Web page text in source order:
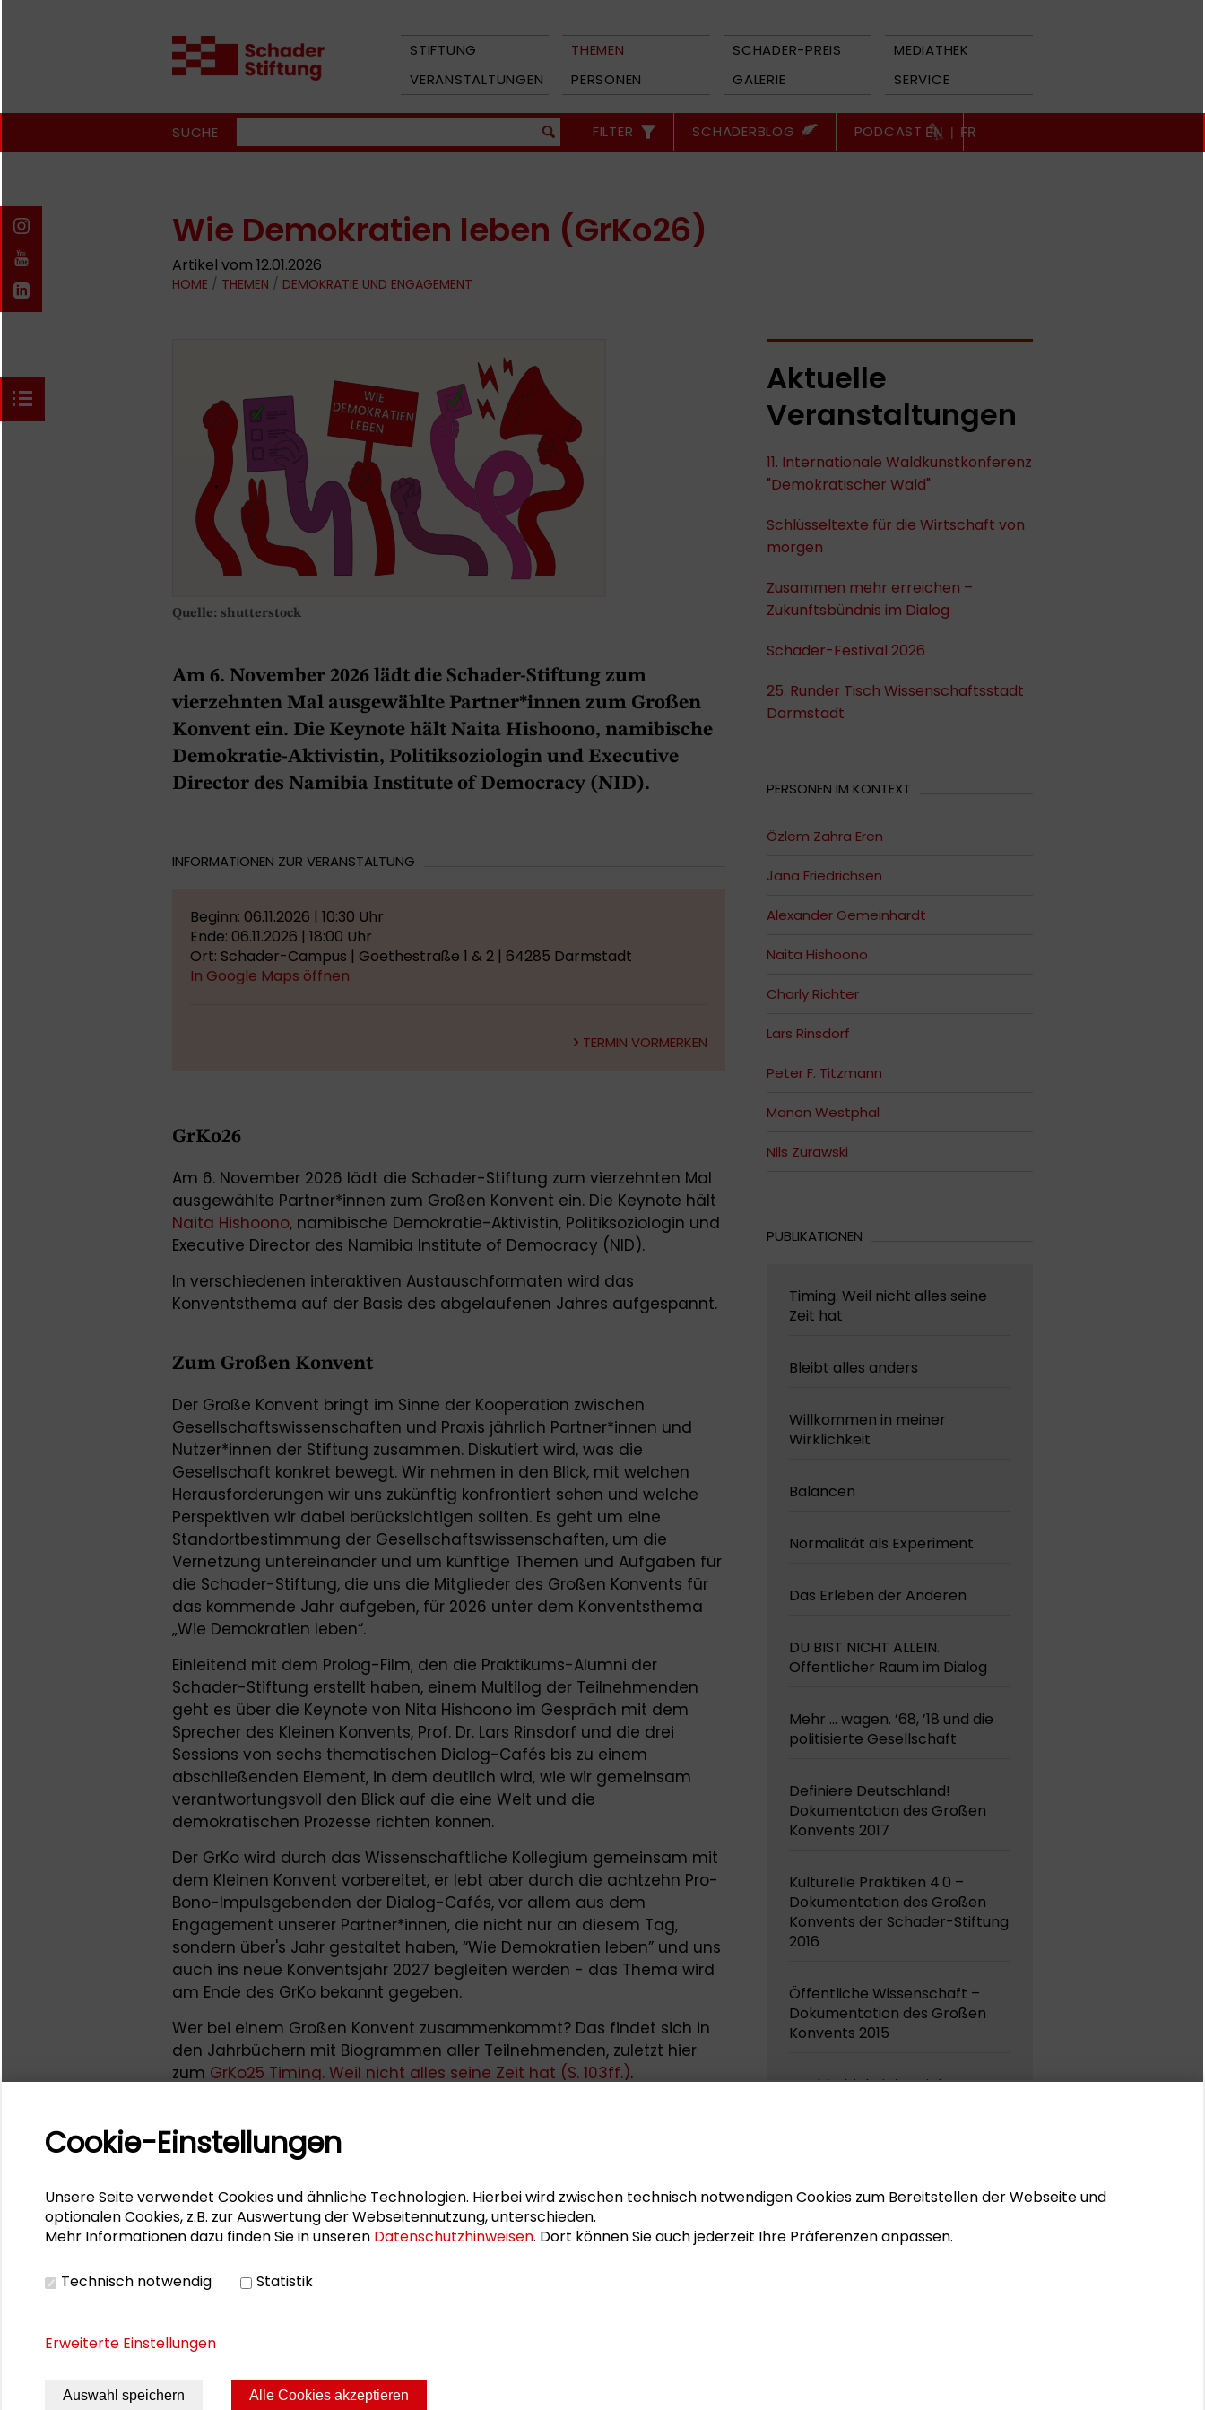
STIFTUNG THEMEN SCHADER-PREIS
MEDIATHEK
VERANSTALTUNGEN
PERSONEN GALERIE SERVICE
SUCHE FILTER SCHADERBLOG PODCAST EN | FR
Wie Demokratien leben (GrKo26)
Artikel vom 12.01.2026
HOME / THEMEN / DEMOKRATIE UND ENGAGEMENT
Quelle: shutterstock
Am 6. November 2026 lädt die Schader-Stiftung zum
vierzehnten Mal ausgewählte Partner*innen zum Großen
Konvent ein. Die Keynote hält Naita Hishoono, namibische
Demokratie-Aktivistin, Politiksoziologin und Executive
Director des Namibia Institute of Democracy (NID).
INFORMATIONEN ZUR VERANSTALTUNG
Beginn: 06.11.2026 | 10:30 Uhr
Ende: 06.11.2026 | 18:00 Uhr
Ort: Schader-Campus | Goethestraße 1 & 2 | 64285 Darmstadt
In Google Maps öffnen
TERMIN VORMERKEN
GrKo26
Am 6. November 2026 lädt die Schader-Stiftung zum vierzehnten Mal
ausgewählte Partner*innen zum Großen Konvent ein. Die Keynote hält
Naita Hishoono, namibische Demokratie-Aktivistin, Politiksoziologin und
Executive Director des Namibia Institute of Democracy (NID).
In verschiedenen interaktiven Austauschformaten wird das
Konventsthema auf der Basis des abgelaufenen Jahres aufgespannt.
Zum Großen Konvent
Der Große Konvent bringt im Sinne der Kooperation zwischen
Gesellschaftswissenschaften und Praxis jährlich Partner*innen und
Nutzer*innen der Stiftung zusammen. Diskutiert wird, was die
Gesellschaft konkret bewegt. Wir nehmen in den Blick, mit welchen
Herausforderungen wir uns zukünftig konfrontiert sehen und welche
Perspektiven wir dabei berücksichtigen sollten. Es geht um eine
Standortbestimmung der Gesellschaftswissenschaften, um die
Vernetzung untereinander und um künftige Themen und Aufgaben für
die Schader-Stiftung, die uns die Mitglieder des Großen Konvents für
das kommende Jahr aufgeben, für 2026 unter dem Konventsthema
„Wie Demokratien leben“.
Einleitend mit dem Prolog-Film, den die Praktikums-Alumni der
Schader-Stiftung erstellt haben, einem Multilog der Teilnehmenden
geht es über die Keynote von Nita Hishoono im Gespräch mit dem
Sprecher des Kleinen Konvents, Prof. Dr. Lars Rinsdorf und die drei
Sessions von sechs thematischen Dialog-Cafés bis zu einem
abschließenden Element, in dem deutlich wird, wie wir gemeinsam
verantwortungsvoll den Blick auf die eine Welt und die
demokratischen Prozesse richten können.
Der GrKo wird durch das Wissenschaftliche Kollegium gemeinsam mit
dem Kleinen Konvent vorbereitet, er lebt aber durch die achtzehn Pro-
Bono-Impulsgebenden der Dialog-Cafés, vor allem aus dem
Engagement unserer Partner*innen, die nicht nur an diesem Tag,
sondern über's Jahr gestaltet haben, “Wie Demokratien leben” und uns
auch ins neue Konventsjahr 2027 begleiten werden - das Thema wird
am Ende des GrKo bekannt gegeben.
Wer bei einem Großen Konvent zusammenkommt? Das findet sich in
den Jahrbüchern mit Biogrammen aller Teilnehmenden, zuletzt hier
zum GrKo25 Timing. Weil nicht alles seine Zeit hat (S. 103ff.).
Kontakt
Aktuelle
Veranstaltungen
11. Internationale Waldkunstkonferenz
"Demokratischer Wald"
Schlüsseltexte für die Wirtschaft von
morgen
Zusammen mehr erreichen –
Zukunftsbündnis im Dialog
Schader-Festival 2026
25. Runder Tisch Wissenschaftsstadt
Darmstadt
PERSONEN IM KONTEXT
Özlem Zahra Eren
Jana Friedrichsen
Alexander Gemeinhardt
Naita Hishoono
Charly Richter
Lars Rinsdorf
Peter F. Titzmann
Manon Westphal
Nils Zurawski
PUBLIKATIONEN
Timing. Weil nicht alles seine
Zeit hat
Bleibt alles anders
Willkommen in meiner
Wirklichkeit
Balancen
Normalität als Experiment
Das Erleben der Anderen
DU BIST NICHT ALLEIN.
Öffentlicher Raum im Dialog
Mehr ... wagen. ’68, ’18 und die
politisierte Gesellschaft
Definiere Deutschland!
Dokumentation des Großen
Konvents 2017
Kulturelle Praktiken 4.0 –
Dokumentation des Großen
Konvents der Schader-Stiftung
2016
Öffentliche Wissenschaft –
Dokumentation des Großen
Konvents 2015
Nachhaltigkeit im Dialog.
25 Jahre Dialog zwischen
und Praxis (1988 - 2013)
Seite drucken Sitemap Impressum
Cookie-Einstellungen
Unsere Seite verwendet Cookies und ähnliche Technologien. Hierbei wird zwischen technisch notwendigen Cookies zum Bereitstellen der Webseite und
optionalen Cookies, z.B. zur Auswertung der Webseitennutzung, unterschieden.
Mehr Informationen dazu finden Sie in unseren Datenschutzhinweisen. Dort können Sie auch jederzeit Ihre Präferenzen anpassen.
Technisch notwendig Statistik
Erweiterte Einstellungen
Auswahl speichern Alle Cookies akzeptieren